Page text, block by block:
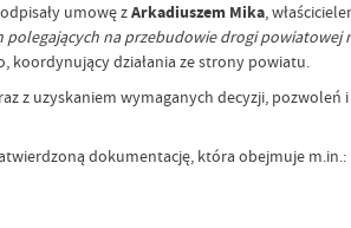
umowę zArkadiuszem Mika,
na przebudowie drogi powiatowej
koordynujący działania ze strony powiatu.
z uzyskaniem wymaganych decyzji, pozwoleń
dokumentację, która obejmuje